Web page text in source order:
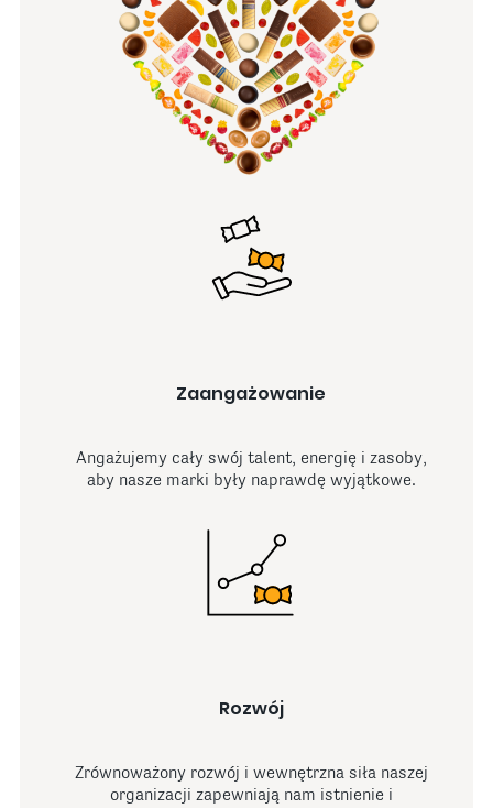
Zaangażowanie
Angażujemy cały swój talent, energię i zasoby,
aby nasze marki były naprawdę wyjątkowe.
Rozwój
Zrównoważony rozwój i wewnętrzna siła naszej
organizacji zapewniają nam istnienie i